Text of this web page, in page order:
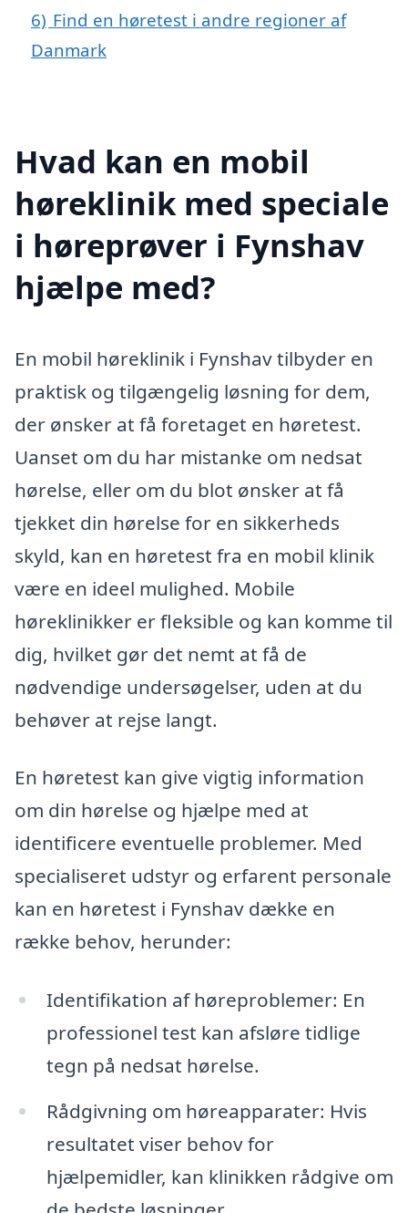
6) Find en høretest i andre regioner af
Danmark
Hvad kan en mobil
høreklinik med speciale
i høreprøver i Fynshav
hjælpe med?
En mobil høreklinik i Fynshav tilbyder en
praktisk og tilgængelig løsning for dem,
der ønsker at få foretaget en høretest.
Uanset om du har mistanke om nedsat
hørelse, eller om du blot ønsker at få
tjekket din hørelse for en sikkerheds
skyld, kan en høretest fra en mobil klinik
være en ideel mulighed. Mobile
høreklinikker er fleksible og kan komme til
dig, hvilket gør det nemt at få de
nødvendige undersøgelser, uden at du
behøver at rejse langt.
En høretest kan give vigtig information
om din hørelse og hjælpe med at
identificere eventuelle problemer. Med
specialiseret udstyr og erfarent personale
kan en høretest i Fynshav dække en
række behov, herunder:
Identifikation af høreproblemer: En
professionel test kan afsløre tidlige
tegn på nedsat hørelse.
Rådgivning om høreapparater: Hvis
resultatet viser behov for
hjælpemidler, kan klinikken rådgive om